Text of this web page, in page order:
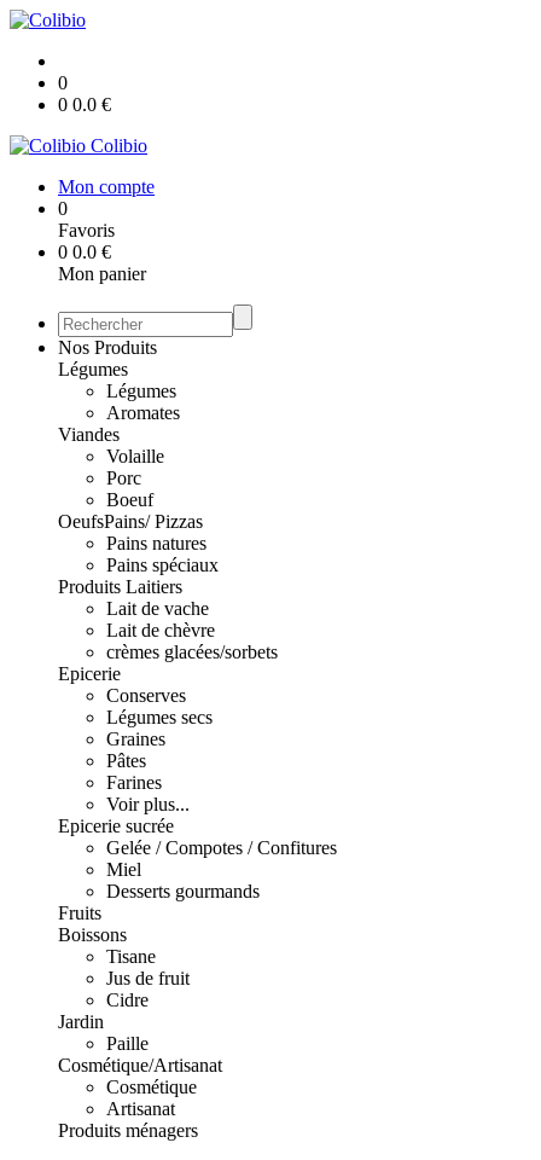
0
0 0.0 €
Colibio
Mon compte
0
Favoris
0 0.0 €
Mon panier
Nos Produits
Légumes
Légumes
Aromates
Viandes
Volaille
Porc
Boeuf
OeufsPains/ Pizzas
Pains natures
Pains spéciaux
Produits Laitiers
Lait de vache
Lait de chèvre
crèmes glacées/sorbets
Epicerie
Conserves
Légumes secs
Graines
Pâtes
Farines
Voir plus...
Epicerie sucrée
Gelée / Compotes / Confitures
Miel
Desserts gourmands
Fruits
Boissons
Tisane
Jus de fruit
Cidre
Jardin
Paille
Cosmétique/Artisanat
Cosmétique
Artisanat
Produits ménagers